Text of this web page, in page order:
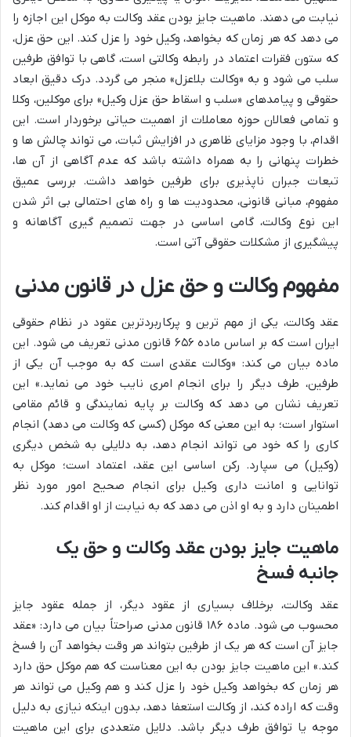
نیابت می دهند. ماهیت جایز بودن عقد وکالت به موکل این اجازه را
می دهد که هر زمان که بخواهد، وکیل خود را عزل کند. این حق عزل،
که ستون فقرات اعتماد در رابطه وکالتی است، گاهی با توافق طرفین
سلب می شود و به «وکالت بلاعزل» منجر می گردد. درک دقیق ابعاد
حقوقی و پیامدهای «سلب و اسقاط حق عزل وکیل» برای موکلین، وکلا
و تمامی فعالان حوزه معاملات از اهمیت حیاتی برخوردار است. این
اقدام، با وجود مزایای ظاهری در افزایش ثبات، می تواند چالش ها و
خطرات پنهانی را به همراه داشته باشد که عدم آگاهی از آن ها،
تبعات جبران ناپذیری برای طرفین خواهد داشت. بررسی عمیق
مفهوم، مبانی قانونی، محدودیت ها و راه های احتمالی بی اثر شدن
این نوع وکالت، گامی اساسی در جهت تصمیم گیری آگاهانه و
پیشگیری از مشکلات حقوقی آتی است.
مفهوم وکالت و حق عزل در قانون مدنی
عقد وکالت، یکی از مهم ترین و پرکاربردترین عقود در نظام حقوقی
ایران است که بر اساس ماده ۶۵۶ قانون مدنی تعریف می شود. این
ماده بیان می کند: «وکالت عقدی است که به موجب آن یکی از
طرفین، طرف دیگر را برای انجام امری نایب خود می نماید.» این
تعریف نشان می دهد که وکالت بر پایه نمایندگی و قائم مقامی
استوار است؛ به این معنی که موکل (کسی که وکالت می دهد) انجام
کاری را که خود می تواند انجام دهد، به دلایلی به شخص دیگری
(وکیل) می سپارد. رکن اساسی این عقد، اعتماد است؛ موکل به
توانایی و امانت داری وکیل برای انجام صحیح امور مورد نظر
اطمینان دارد و به او اذن می دهد که به نیابت از او اقدام کند.
ماهیت جایز بودن عقد وکالت و حق یک
جانبه فسخ
عقد وکالت، برخلاف بسیاری از عقود دیگر، از جمله عقود جایز
محسوب می شود. ماده ۱۸۶ قانون مدنی صراحتاً بیان می دارد: «عقد
جایز آن است که هر یک از طرفین بتواند هر وقت بخواهد آن را فسخ
کند.» این ماهیت جایز بودن به این معناست که هم موکل حق دارد
هر زمان که بخواهد وکیل خود را عزل کند و هم وکیل می تواند هر
وقت که اراده کند، از وکالت استعفا دهد، بدون اینکه نیازی به دلیل
موجه یا توافق طرف دیگر باشد. دلایل متعددی برای این ماهیت